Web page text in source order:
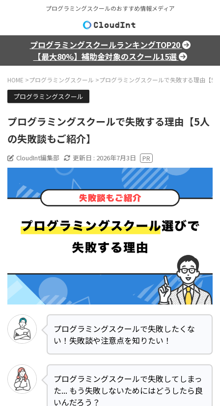
プログラミングスクールのおすすめ情報メディア
プログラミングスクールランキングTOP20
【最大80%】補助金対象のスクール15選
HOME >プログラミングスクール >プログラミングスクールで失敗する理由【5
プログラミングスクール
プログラミングスクールで失敗する理由【5人
の失敗談もご紹介】
CloudInt編集部 更新日 : 2026年7月3日
プログラミングスクールで失敗したくな
い！失敗談や注意点を知りたい！
プログラミングスクールで失敗してしまっ
た... もう失敗しないためにはどうしたら良
いんだろう？